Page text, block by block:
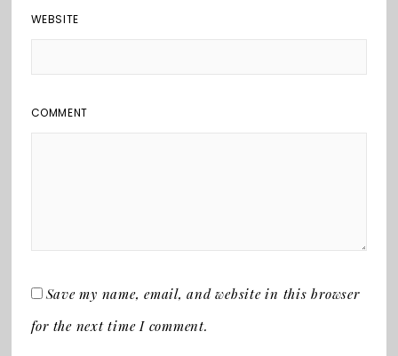
WEBSITE
COMMENT
Save my name, email, and website in this browser
for the next time I comment.